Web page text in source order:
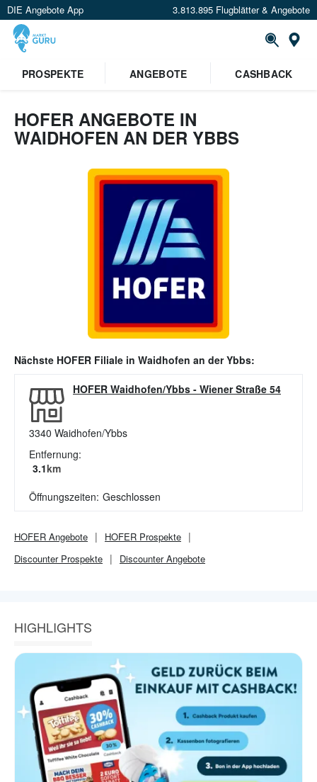
DIE Angebote App 3.813.895 Flugblätter & Angebote
PROSPEKTE
ANGEBOTE CASHBACK
HOFER ANGEBOTE IN
WAIDHOFEN AN DER YBBS
Nächste HOFER Filiale in Waidhofen an der Ybbs:
HOFER Waidhofen/Ybbs - Wiener Straße 54
3340 Waidhofen/Ybbs
Entfernung:
3.1km
Öffnungszeiten: Geschlossen
HOFER Angebote HOFER Prospekte
DiscounterProspekte DiscounterAngebote
HIGHLIGHTS